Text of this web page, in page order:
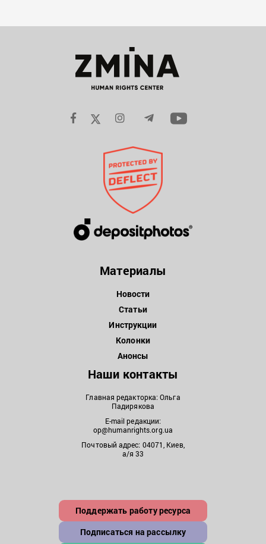
Материалы
Новости
Статьи
Инструкции
Колонки
Анонсы
Наши контакты
Главная редакторка: Ольга
Падирякова
E-mail редакции:
op@humanrights.org.ua
Почтовый адрес: 04071, Киев,
а/я 33
Поддержать работу ресурса
Подписаться на рассылку